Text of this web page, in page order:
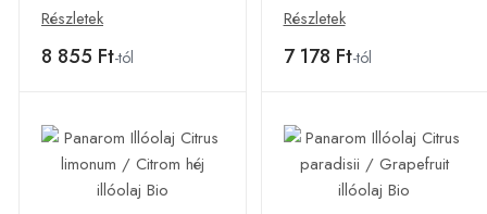
és ízületi megoldások
3-as illóolaj szett
Részletek
8 855 Ft-tól
Nyugtató,
harmonizáló 3-as
Részletek
7 178 Ft-tól